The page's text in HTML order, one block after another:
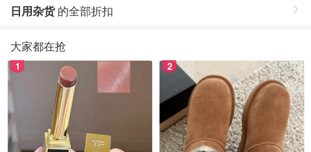
日用杂货的全部折扣
大家都在抢
1 2